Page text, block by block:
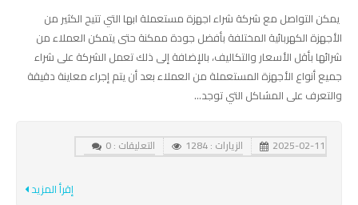
يمكن التواصل مع شركة شراء اجهزة مستعملة ابها التي تتيح الكثير من
الأجهزة الكهربائية المختلفة بأفضل جودة ممكنة حتى يتمكن العملاء من
شرائها بأقل الأسعار والتكاليف، بالإضافة إلى ذلك تعمل الشركة على شراء
جميع أنواع الأجهزة المستعملة من العملاء بعد أن يتم إجراء معاينة دقيقة
والتعرف على المشاكل التي توجد...
2025-02-11 الزيارات : 1284 التعليقات : 0
إقرأ المزيد